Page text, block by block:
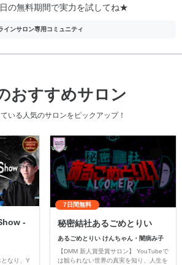
の無料期間で実力を試してね★
インサロン専用コミュニティ
おすすめサロン
いる人気のサロンをピックアップ！
-
なり、Y
7日間無料
秘密結社あるごめとりい
あるごめとりい けんちゃん・闇病み子
【DMM 新人賞受賞サロン】 YouTubeで
は観られない世界の真実を知り、人生を